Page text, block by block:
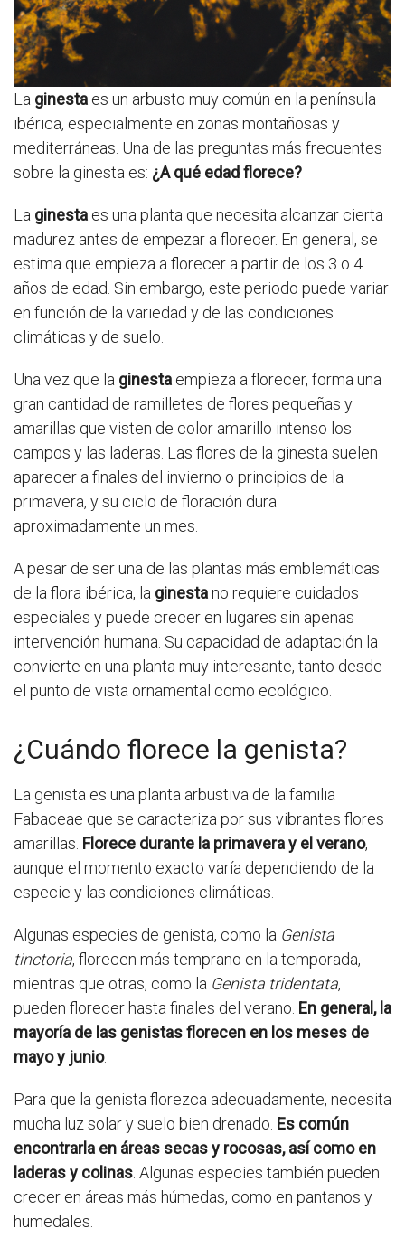
La ginesta es un arbusto muy común en la península
ibérica, especialmente en zonas montañosas y
mediterráneas. Una de las preguntas más frecuentes
sobre la ginesta es: ¿A qué edad florece?
La ginesta es una planta que necesita alcanzar cierta
madurez antes de empezar a florecer. En general, se
estima que empieza a florecer a partir de los 3 o 4
años de edad. Sin embargo, este periodo puede variar
en función de la variedad y de las condiciones
climáticas y de suelo.
Una vez que la ginesta empieza a florecer, forma una
gran cantidad de ramilletes de flores pequeñas y
amarillas que visten de color amarillo intenso los
campos y las laderas. Las flores de la ginesta suelen
aparecer a finales del invierno o principios de la
primavera, y su ciclo de floración dura
aproximadamente un mes.
A pesar de ser una de las plantas más emblemáticas
de la flora ibérica, la ginestano requiere cuidados
especiales y puede crecer en lugares sin apenas
intervención humana. Su capacidad de adaptación la
convierte en una planta muy interesante, tanto desde
el punto de vista ornamental como ecológico.
¿Cuándo florece la genista?
La genista es una planta arbustiva de la familia
Fabaceae que se caracteriza por sus vibrantes flores
amarillas. Florece durante la primavera y el verano,
aunque el momento exacto varía dependiendo de la
especie y las condiciones climáticas.
Algunas especies de genista, como la Genista
tinctoria, florecen más temprano en la temporada,
mientras que otras, como la Genista tridentata,
pueden florecer hasta finales del verano. En general, la
mayoría de las genistas florecen en los meses de
mayo y junio.
Para que la genista florezca adecuadamente, necesita
mucha luz solar y suelo bien drenado. Es común
encontrarla en áreas secas y rocosas, así como en
laderas y colinas. Algunas especies también pueden
crecer en áreas más húmedas, como en pantanos y
humedales.